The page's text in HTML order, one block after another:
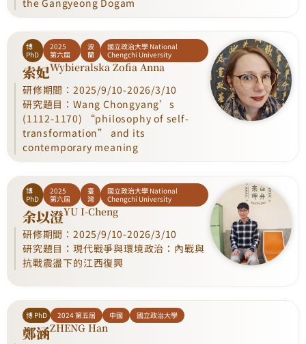
the Gangyeong Dogam
博
PhD
2025
第六屆
波
蘭
國立政治大學 National
Chengchi University
索妃Wybieralska Zofia Anna
研修期間：2025/9/10-2026/3/10
研究題目：Wang Chongyang’s
(1112-1170) “philosophy of self-
transformation” and its
contemporary meaning
博
PhD
2025
第六屆
臺
灣
國立政治大學 National
Chengchi University
余以澄YU I-Cheng
研修期間：2025/9/10-2026/3/10
研究題目：現代戰爭與環境政治：內戰與
抗戰震盪下的江西復興
博 PhD 2024 第五屆 中國 國立政治大學
鄭涵ZHENG Han